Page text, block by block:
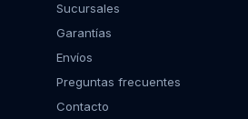
Sucursales
Garantías
Envíos
Preguntas frecuentes
Contacto